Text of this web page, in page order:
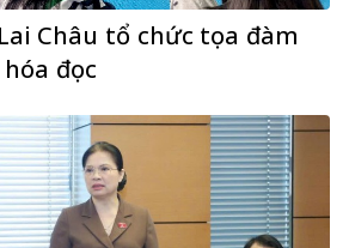
Châu tổ chức tọa đàm
đọc